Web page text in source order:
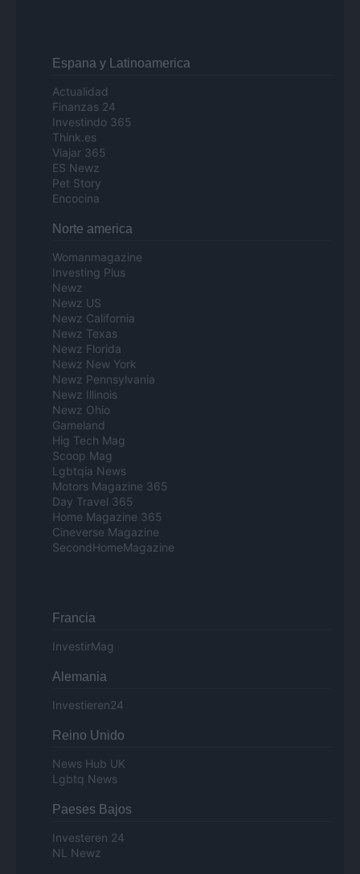
Espana y Latinoamerica
Actualidad
Finanzas 24
Investindo 365
Think.es
Viajar 365
ES Newz
Pet Story
Encocina
Norte america
Womanmagazine
Investing Plus
Newz
Newz US
Newz California
Newz Texas
Newz Florida
Newz New York
Newz Pennsylvania
Newz Illinois
Newz Ohio
Gameland
Hig Tech Mag
Scoop Mag
Lgbtqia News
Motors Magazine 365
Day Travel 365
Home Magazine 365
Cineverse Magazine
SecondHomeMagazine
Francia
InvestirMag
Alemania
Investieren24
Reino Unido
News Hub UK
Lgbtq News
Paeses Bajos
Investeren 24
NL Newz